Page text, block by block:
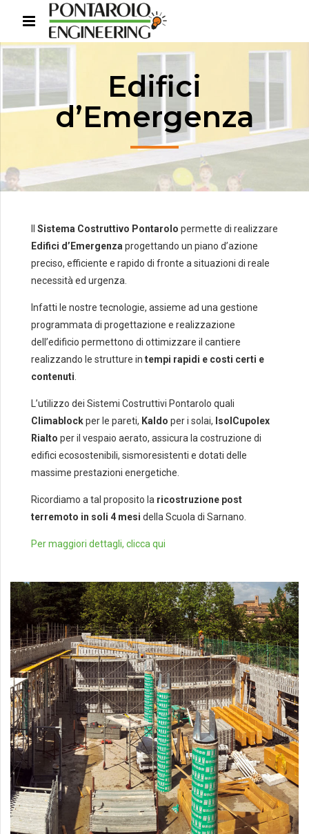
Edifici
d’Emergenza
Sistema Costruttivo Pontarolo permette di realizzare
Edifici d’Emergenza progettando un piano d’azione
preciso, efficiente e rapido di fronte a situazioni di reale
necessità ed urgenza.
Infatti le nostre tecnologie, assieme ad una gestione
programmata di progettazione e realizzazione
dell’edificio permettono di ottimizzare il cantiere
realizzando le strutture in tempi rapidi e costi certi e
contenuti
L’utilizzo dei Sistemi Costruttivi Pontarolo quali
Climablockper le pareti, Kaldo per i solai, IsolCupolex
Rialto per il vespaio aerato, assicura la costruzione di
edifici ecosostenibili, sismoresistenti e dotati delle
massime prestazioni energetiche.
Ricordiamo a tal proposito la ricostruzione post
terremoto in soli 4 mesi della Scuola di Sarnano.
Per maggiori dettagli, clicca qui